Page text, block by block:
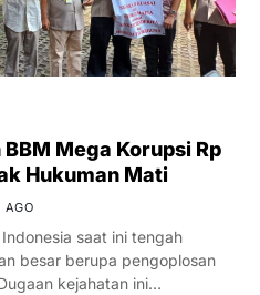
Mega Korupsi Rp
Hukuman Mati
AGO
saat ini tengah
besar berupa pengoplosan
kejahatan ini…